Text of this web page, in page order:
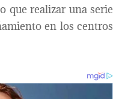
que realizar una serie
en los centros